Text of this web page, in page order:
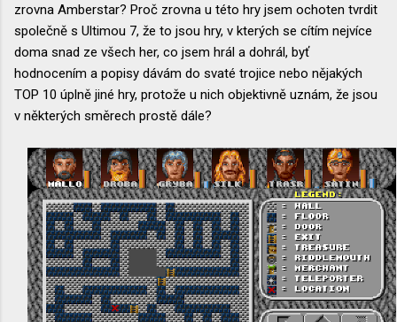
zrovna Amberstar? Proč zrovna u této hry jsem ochoten tvrdit
společně s Ultimou 7, že to jsou hry, v kterých se cítím nejvíce
doma snad ze všech her, co jsem hrál a dohrál, byť
hodnocením a popisy dávám do svaté trojice nebo nějakých
TOP 10 úplně jiné hry, protože u nich objektivně uznám, že jsou
v některých směrech prostě dále?